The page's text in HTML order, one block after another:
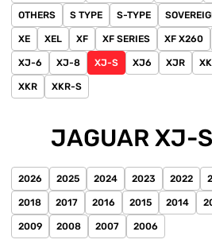
OTHERS S TYPE S-TYPE
XE XEL XF XF SERIES XF X260
XJ-6 XJ-8 XJ-S XJ6 XJR XK
XKR XKR-S
JAGUAR XJ-
2026 2025 2024 2023 2022
2018 2017 2016 2015 2014
2009 2008 2007 2006